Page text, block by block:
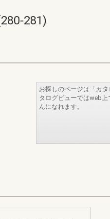
281)
お探しのページは「カ
タログビューではweb
んになれます。